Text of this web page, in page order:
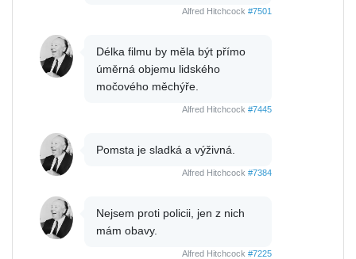
Alfred Hitchcock #7501
Délka filmu by měla být přímo
úměrná objemu lidského
močového měchýře.
Alfred Hitchcock #7445
Pomsta je sladká a výživná.
Alfred Hitchcock #7384
Nejsem proti policii, jen z nich
mám obavy.
Alfred Hitchcock #7225